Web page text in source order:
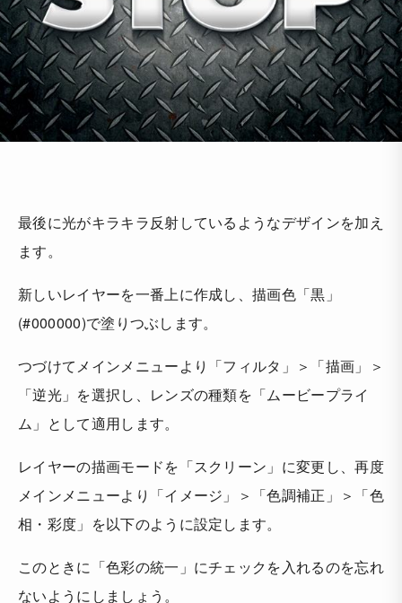
最後に光がキラキラ反射しているようなデザインを加え
ます。
新しいレイヤーを一番上に作成し、描画色「黒」
(#000000)で塗りつぶします。
つづけてメインメニューより「フィルタ」＞「描画」＞
「逆光」を選択し、レンズの種類を「ムービープライ
ム」として適用します。
レイヤーの描画モードを「スクリーン」に変更し、再度
メインメニューより「イメージ」＞「色調補正」＞「色
相・彩度」を以下のように設定します。
このときに「色彩の統一」にチェックを入れるのを忘れ
ないようにしましょう。